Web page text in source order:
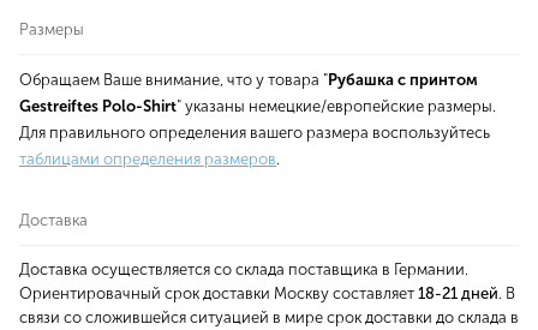
Размеры
Обращаем Ваше внимание, что у товара "Рубашка с принтом
Gestreiftes Polo-Shirt" указаны немецкие/европейские размеры.
Для правильного определения вашего размера воспользуйтесь
таблицами определения размеров.
Доставка
Доставка осуществляется со склада поставщика в Германии.
Ориентировачный срок доставки Москву составляет 18-21 дней. В
связи со сложившейся ситуацией в мире срок доставки до склада в